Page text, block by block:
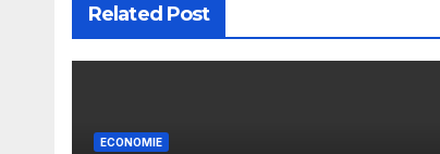
Related Post
ECONOMIE